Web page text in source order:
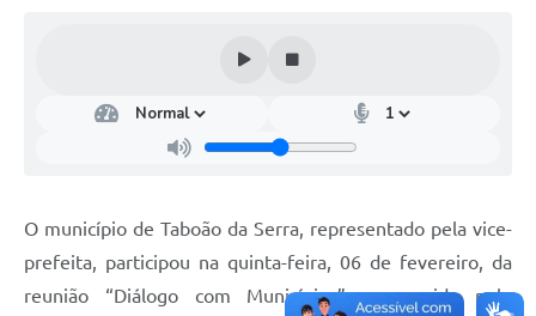
O município de Taboão da Serra, representado pela vice-
prefeita, participou na quinta-feira, 06 de fevereiro, da
reunião “Diálogo com Municípios”, promovida pelo